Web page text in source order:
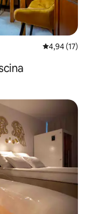
4,94 de uma
4,94 (17)